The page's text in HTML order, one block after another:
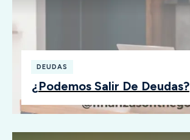
DEUDAS
¿Podemos Salir De Deudas?